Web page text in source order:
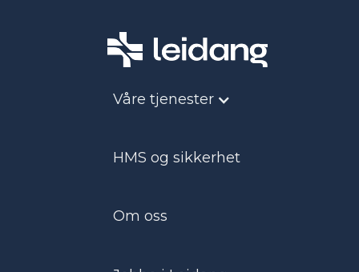
Våre tjenester
HMS og sikkerhet
Om oss
Våre